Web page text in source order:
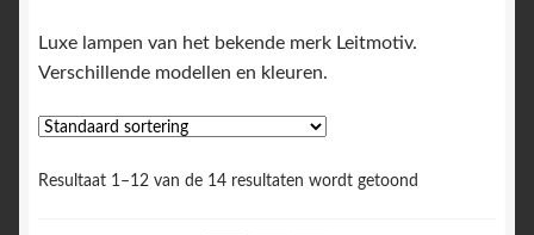
Luxe lampen van het bekende merk Leitmotiv.
Verschillende modellen en kleuren.
Resultaat 1–12 van de 14 resultaten wordt getoond